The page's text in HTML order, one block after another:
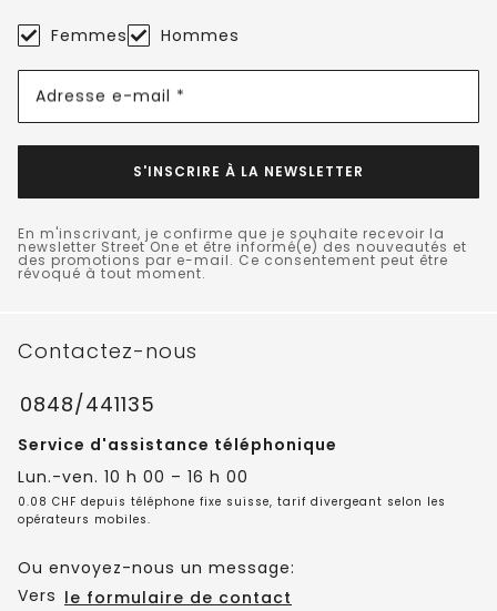
Femmes Hommes
Adresse e-mail *
S'INSCRIRE À LA NEWSLETTER
En m'inscrivant, je confirme que je souhaite recevoir la
newsletter Street One et être informé(e) des nouveautés et
des promotions par e-mail. Ce consentement peut être
révoqué à tout moment.
Contactez-nous
0848/441135
Service d'assistance téléphonique
Lun.-ven. 10 h 00 – 16 h 00
0.08 CHF depuis téléphone fixe suisse, tarif divergeant selon les
opérateurs mobiles.
Ou envoyez-nous un message:
Vers le formulaire de contact